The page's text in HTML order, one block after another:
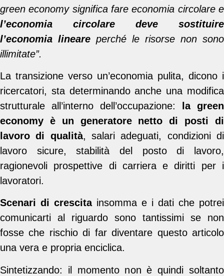
green economy significa fare economia circolare e
l’economia circolare deve sostituire
l’economia lineare perché le risorse non sono
illimitate”.
La transizione verso un’economia pulita, dicono i
ricercatori, sta determinando anche una modifica
strutturale all’interno dell’occupazione:
la green
economy è un generatore netto di posti di
lavoro di qualità, salari adeguati, condizioni di
lavoro sicure, stabilità del posto di lavoro,
ragionevoli prospettive di carriera e diritti per i
lavoratori.
Scenari di crescitainsomma e i dati che potrei
comunicarti al riguardo sono tantissimi se non
fosse che rischio di far diventare questo articolo
una vera e propria enciclica.
Sintetizzando: il momento non è quindi soltanto